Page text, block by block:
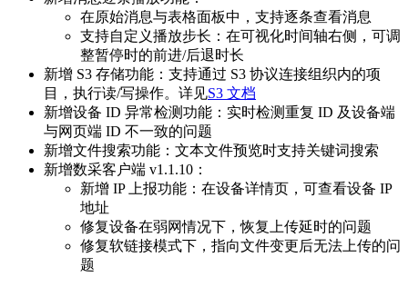
在原始消息与表格面板中，支持逐条查看消息
支持自定义播放步长：在可视化时间轴右侧，可调
整暂停时的前进/后退时长
新增 S3 存储功能：支持通过 S3 协议连接组织内的项
目，执行读/写操作。详见S3 文档
新增设备 ID 异常检测功能：实时检测重复 ID 及设备端
与网页端 ID 不一致的问题
新增文件搜索功能：文本文件预览时支持关键词搜索
新增数采客户端 v1.1.10：
新增 IP 上报功能：在设备详情页，可查看设备 IP
地址
修复设备在弱网情况下，恢复上传延时的问题
修复软链接模式下，指向文件变更后无法上传的问
题